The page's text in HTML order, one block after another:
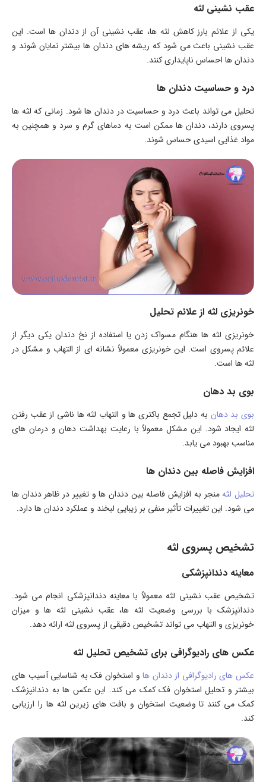
عقب نشینی لثه
یکی از علائم بارز کاهش لثه ها، عقب نشینی آن از دندان ها است. این
عقب نشینی باعث می شود که ریشه های دندان ها بیشتر نمایان شوند و
دندان ها احساس ناپایداری کنند.
درد و حساسیت دندان ها
تحلیل می تواند باعث درد و حساسیت در دندان ها شود. زمانی که لثه ها
پسروی دارند، دندان ها ممکن است به دماهای گرم و سرد و همچنین به
مواد غذایی اسیدی حساس شوند.
خونریزی لثه از علائم تحلیل
خونریزی لثه ها هنگام مسواک زدن یا استفاده از نخ دندان یکی دیگر از
علائم پسروی است. این خونریزی معمولاً نشانه ای از التهاب و مشکل در
لثه ها است.
بوی بد دهان
بوی بد دهان به دلیل تجمع باکتری ها و التهاب لثه ها ناشی از عقب رفتن
لثه ایجاد شود. این مشکل معمولاً با رعایت بهداشت دهان و درمان های
مناسب بهبود می یابد.
افزایش فاصله بین دندان ها
تحلیل لثهمنجر به افزایش فاصله بین دندان ها و تغییر در ظاهر دندان ها
می شود. این تغییرات تأثیر منفی بر زیبایی لبخند و عملکرد دندان ها دارد.
تشخیص پسروی لثه
معاینه دندانپزشکی
تشخیص عقب نشینی لثه معمولاً با معاینه دندانپزشکی انجام می شود.
دندانپزشک با بررسی وضعیت لثه ها، عقب نشینی لثه ها و میزان
خونریزی و التهاب می تواند تشخیص دقیقی از پسروی لثه ارائه دهد.
عکس های رادیوگرافی برای تشخیص تحلیل لثه
عکس های رادیوگرافی از دندان هاو استخوان فک به شناسایی آسیب های
بیشتر و تحلیل استخوان فک کمک می کند. این عکس ها به دندانپزشک
کمک می کنند تا وضعیت استخوان و بافت های زیرین لثه ها را ارزیابی
کند.